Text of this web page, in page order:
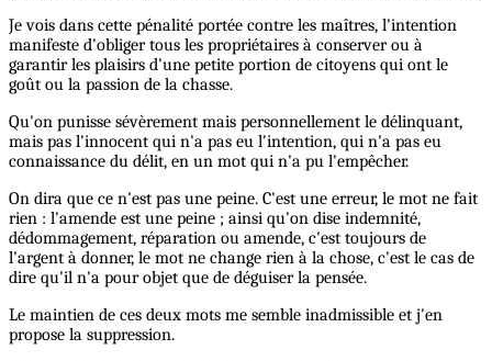
Je vois dans cette pénalité portée contre les maîtres, l'intention
manifeste d'obliger tous les propriétaires à conserver ou à
garantir les plaisirs d'une petite portion de citoyens qui ont le
goût ou la passion de la chasse.
Qu'on punisse sévèrement mais personnellement le délinquant,
mais pas l'innocent qui n'a pas eu l'intention, qui n'a pas eu
connaissance du délit, en un mot qui n'a pu l'empêcher.
On dira que ce n'est pas une peine. C'est une erreur, le mot ne fait
rien : l'amende est une peine ; ainsi qu'on dise indemnité,
dédommagement, réparation ou amende, c'est toujours de
l'argent à donner, le mot ne change rien à la chose, c'est le cas de
dire qu'il n'a pour objet que de déguiser la pensée.
Le maintien de ces deux mots me semble inadmissible et j'en
propose la suppression.